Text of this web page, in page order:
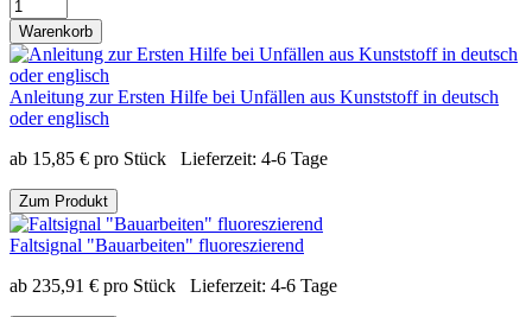
Warenkorb
Anleitung zur Ersten Hilfe bei Unfällen aus Kunststoff in deutsch
oder englisch
ab 15,85 € pro Stück Lieferzeit: 4-6 Tage
Zum Produkt
Faltsignal "Bauarbeiten" fluoreszierend
ab 235,91 € pro Stück Lieferzeit: 4-6 Tage